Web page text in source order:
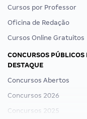
Cursos por Professor
Oficina de Redação
Cursos Online Gratuitos
CONCURSOS PÚBLICOS
DESTAQUE
Concursos Abertos
Concursos 2026
Concursos 2025